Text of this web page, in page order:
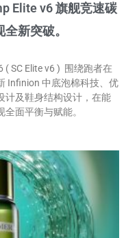
Elite v6 旗舰竞速碳
新突破。
( SC Elite v6 ) 围绕跑者在
Infinion 中底泡棉科技、优
计及鞋身结构设计，在能
面平衡与赋能。